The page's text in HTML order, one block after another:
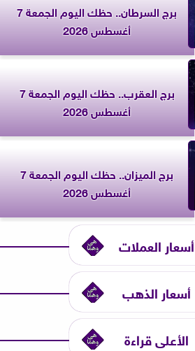
برج السرطان.. حظك اليوم الجمعة 7
أغسطس 2026
برج العقرب.. حظك اليوم الجمعة 7
أغسطس 2026
برج الميزان.. حظك اليوم الجمعة 7
أغسطس 2026
أسعار العملات
أسعار الذهب
الأعلى قراءة